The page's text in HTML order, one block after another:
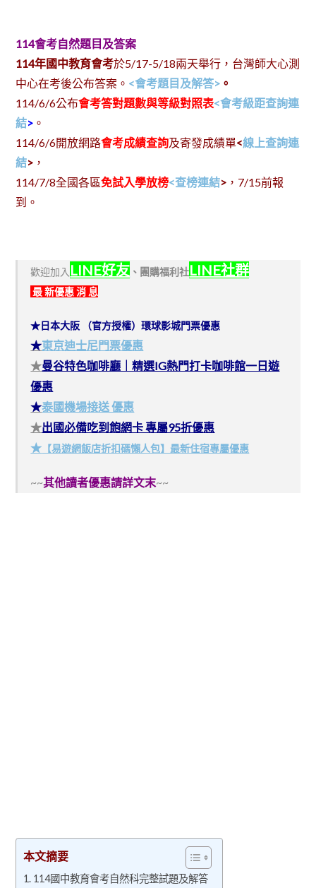
114會考自然題目及答案
114年國中教育會考於5/17-5/18兩天舉行，台灣師大心測
中心在考後公布答案。 <會考題目及解答> 。
114/6/6公布會考答對題數與等級對照表<會考級距查詢連
結> 。
114/6/6開放網路會考成績查詢及寄發成績單<線上查詢連
結> ，
114/7/8全國各區免試入學放榜<查榜連結> ，7/15前報
到。
歡迎加入 LINE好友 、 團購福利社LINE社群
最 新優惠 消 息
★日本大阪 （官方授權）環球影城門票優惠
★東京迪士尼門票優惠
★曼谷特色咖啡廳｜精選IG熱門打卡咖啡館一日遊
優惠
★泰國機場接送 優惠
★出國必備吃到飽網卡 專屬95折優惠
★ 【易遊網飯店折扣碼懶人包】最新住宿專屬優惠
~~其他讀者優惠請詳文末~~
本文摘要
114國中教育會考自然科完整試題及解答